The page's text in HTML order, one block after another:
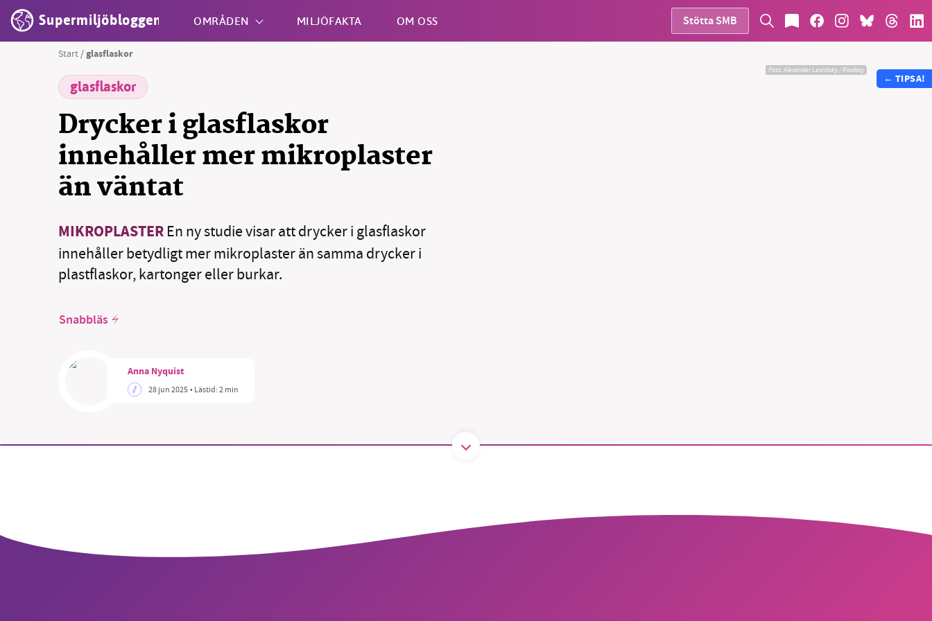
Supermiljöbloggen OMRÅDEN MILJÖFAKTA OM OSS Stötta SMB
Start /glasflaskor
glasflaskor
Drycker i glasflaskor
innehåller mer mikroplaster
än väntat
MIKROPLASTER En ny studie visar att drycker i glasflaskor
innehåller betydligt mer mikroplaster än samma drycker i
plastflaskor, kartonger eller burkar.
Snabbläs
Anna Nyquist
28 jun 2025• Lästid:2 min
Foto:Alexander Lesnitsky / Pixabay
← TIPSA!
och vi hoppas att du vill hjälpa oss.